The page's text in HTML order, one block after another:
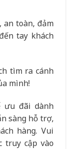
an toàn, đảm
tay khách
tìm ra cánh
mình!
đãi dành
sàng hỗ trợ,
hàng. Vui
truy cập vào